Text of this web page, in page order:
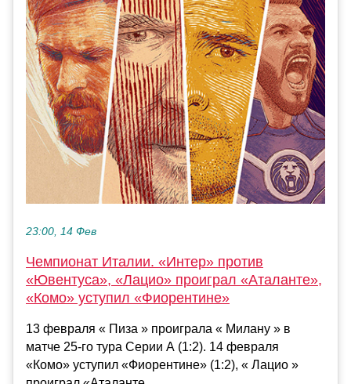
23:00, 14 Фев
Чемпионат Италии. «Интер» против
«Ювентуса», «Лацио» проиграл «Аталанте»,
«Комо» уступил «Фиорентине»
13 февраля « Пиза » проиграла « Милану » в
матче 25-го тура Серии А (1:2). 14 февраля
«Комо» уступил «Фиорентине» (1:2), « Лацио »